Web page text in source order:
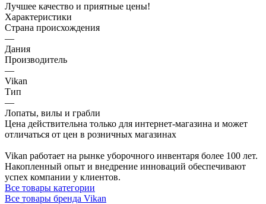
Лучшее качество и приятные цены!
Характеристики
Страна происхождения
—
Дания
Производитель
—
Vikan
Тип
—
Лопаты, вилы и грабли
Цена действительна только для интернет-магазина и может
отличаться от цен в розничных магазинах
Vikan работает на рынке уборочного инвентаря более 100 лет.
Накопленный опыт и внедрение инноваций обеспечивают
успех компании у клиентов.
Все товары категории
Все товары бренда Vikan